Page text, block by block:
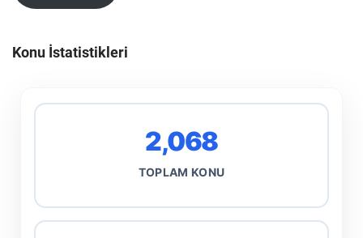
Konu İstatistikleri
2,068
TOPLAM KONU